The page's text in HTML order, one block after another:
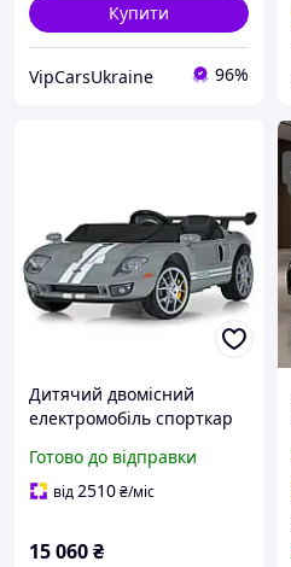
Купити
VipCarsUkraine 96%
Дитячий двомісний
електромобіль спорткар
спортивний гоночний
автомобіль Ford, сірий
Готово до відправки
від2510₴/міс
15 060₴